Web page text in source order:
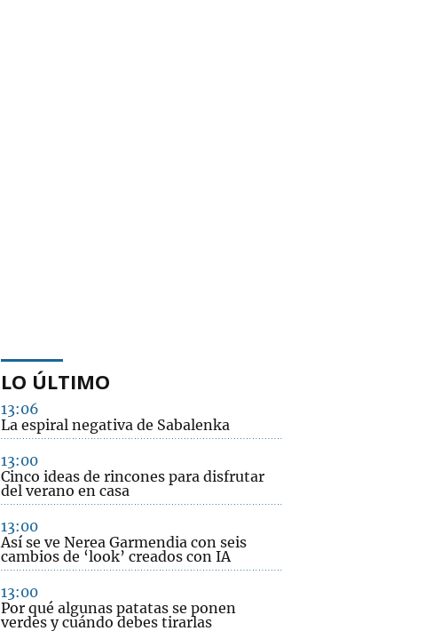
LO ÚLTIMO
13:06
La espiral negativa de Sabalenka
13:00
Cinco ideas de rincones para disfrutar
del verano en casa
13:00
Así se ve Nerea Garmendia con seis
cambios de ‘look’ creados con IA
13:00
Por qué algunas patatas se ponen
verdes y cuándo debes tirarlas